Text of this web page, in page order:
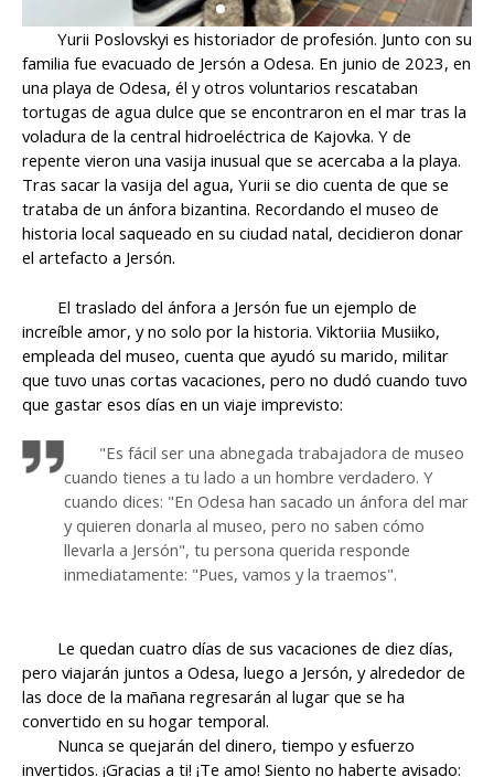
Yurii Poslovskyi es historiador de profesión. Junto con su
familia fue evacuado de Jersón a Odesa. En junio de 2023, en
una playa de Odesa, él y otros voluntarios rescataban
tortugas de agua dulce que se encontraron en el mar tras la
voladura de la central hidroeléctrica de Kajovka. Y de
repente vieron una vasija inusual que se acercaba a la playa.
Tras sacar la vasija del agua, Yurii se dio cuenta de que se
trataba de un ánfora bizantina. Recordando el museo de
historia local saqueado en su ciudad natal, decidieron donar
el artefacto a Jersón.
El traslado del ánfora a Jersón fue un ejemplo de
increíble amor, y no solo por la historia. Viktoriia Musiiko,
empleada del museo, cuenta que ayudó su marido, militar
que tuvo unas cortas vacaciones, pero no dudó cuando tuvo
que gastar esos días en un viaje imprevisto:
"Es fácil ser una abnegada trabajadora de museo
cuando tienes a tu lado a un hombre verdadero. Y
cuando dices: "En Odesa han sacado un ánfora del mar
y quieren donarla al museo, pero no saben cómo
llevarla a Jersón", tu persona querida responde
inmediatamente: "Pues, vamos y la traemos".
Le quedan cuatro días de sus vacaciones de diez días,
pero viajarán juntos a Odesa, luego a Jersón, y alrededor de
las doce de la mañana regresarán al lugar que se ha
convertido en su hogar temporal.
Nunca se quejarán del dinero, tiempo y esfuerzo
invertidos. ¡Gracias a ti! ¡Te amo! Siento no haberte avisado: